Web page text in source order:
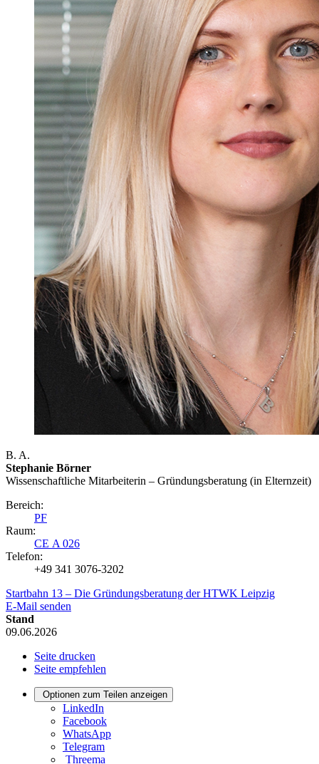
B. A.
Stephanie Börner
Wissenschaftliche Mitarbeiterin – Gründungsberatung (in Elternzeit)
Bereich:
PF
Raum:
CE A 026
Telefon:
+49 341 3076-3202
Startbahn 13 – Die Gründungsberatung der HTWK Leipzig
E-Mail senden
Stand
09.06.2026
Seite drucken
Seite empfehlen
Optionen zum Teilen anzeigen
LinkedIn
Facebook
WhatsApp
Telegram
Threema